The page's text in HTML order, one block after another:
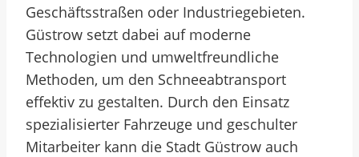
Geschäftsstraßen oder Industriegebieten.
Güstrow setzt dabei auf moderne
Technologien und umweltfreundliche
Methoden, um den Schneeabtransport
effektiv zu gestalten. Durch den Einsatz
spezialisierter Fahrzeuge und geschulter
Mitarbeiter kann die Stadt Güstrow auch